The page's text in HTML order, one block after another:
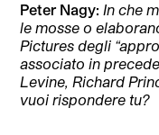
Peter Nagy: In che
le mosse o
Pictures degli
associato in
Levine, Richard
vuoi rispondere tu?